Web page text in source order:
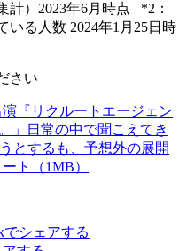
計）2023年6月時点 *2：
る人数 2024年1月25日時
さい
『リクルートエージェン
」日常の中で聞こえてき
とするも、予想外の展開
ト（1MB）